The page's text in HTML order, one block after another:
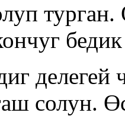
солун.